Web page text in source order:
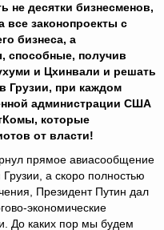
не десятки бизнесменов,
все законопроекты с
бизнеса, а
способные, получив
и Цхинвали и решать
Грузии, при каждом
администрации США
которые
от власти!
прямое авиасообщение
а скоро полностью
Президент Путин дал
экономические
До каких пор мы будем